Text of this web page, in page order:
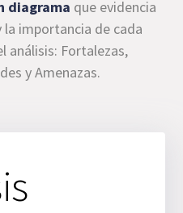
diagrama que evidencia
importancia de cada
análisis: Fortalezas,
y Amenazas.